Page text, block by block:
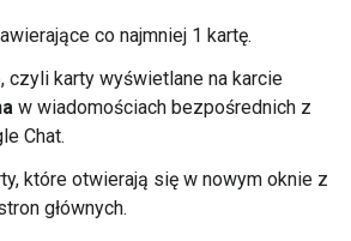
co najmniej 1 kartę.
, czyli karty wyświetlane na karcie
w wiadomościach bezpośrednich z
Chat.
które otwierają się w nowym oknie z
głównych.